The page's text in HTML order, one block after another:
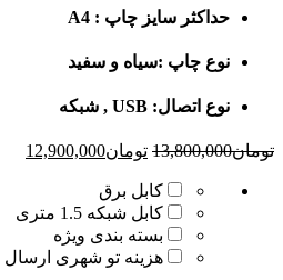
حداکثر سایز چاپ : A4
نوع چاپ :سیاه و سفید
نوع اتصال: USB , شبکه
تومان13,800,000
Original
was:
تومان13,800,000.
تومان12,900,000
کابل برق
کابل شبکه 1.5 متری
بسته بندی ویژه
هزینه تو شهری ارسال